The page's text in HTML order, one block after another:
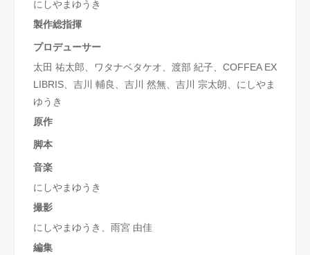
にしやまゆうき
製作総指揮
プロデューサー
太田 祐太郎、ワタナベタケオ、渡部 紀子、COFFEA EX
LIBRIS、吉川 輔良、吉川 然無、吉川 宗太朗、にしやま
ゆうき
原作
脚本
音楽
にしやまゆうき
撮影
にしやまゆうき、雨宮 由佳
編集